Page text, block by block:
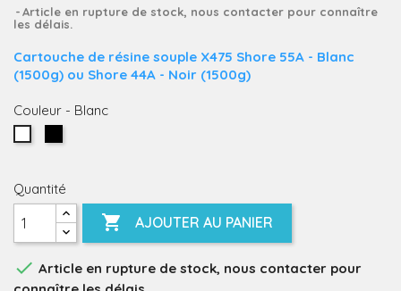
Article en rupture de stock, nous contacter pour connaître
les délais.
Cartouche de résine souple X475 Shore 55A - Blanc
(1500g) ou Shore 44A - Noir (1500g)
Couleur - Blanc
Quantité
 AJOUTER AU PANIER
 Article en rupture de stock, nous contacter pour